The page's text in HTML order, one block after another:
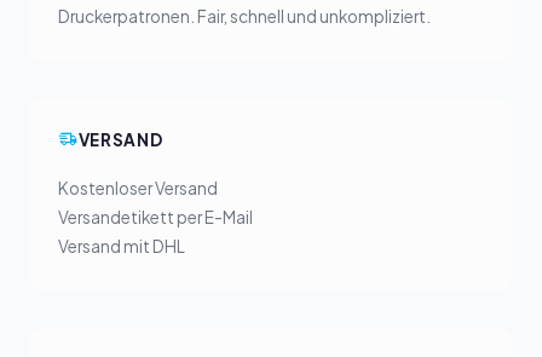
Druckerpatronen. Fair, schnell und unkompliziert.
VERSAND
Kostenloser Versand
Versandetikett per E-Mail
Versand mit DHL